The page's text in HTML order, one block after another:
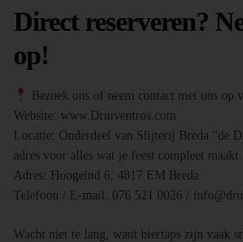
Direct reserveren?
op!
Bezoek ons of neem contact met ons op
Website: www.Druiventros.com
Locatie: Onderdeel van Slijterij Breda “de
adres voor alles wat je feest compleet maakt.
Adres: Hoogeind 6, 4817 EM Breda
Telefoon / E-mail: 076 521 0026 /
Wacht niet te lang, want biertaps zijn vaak